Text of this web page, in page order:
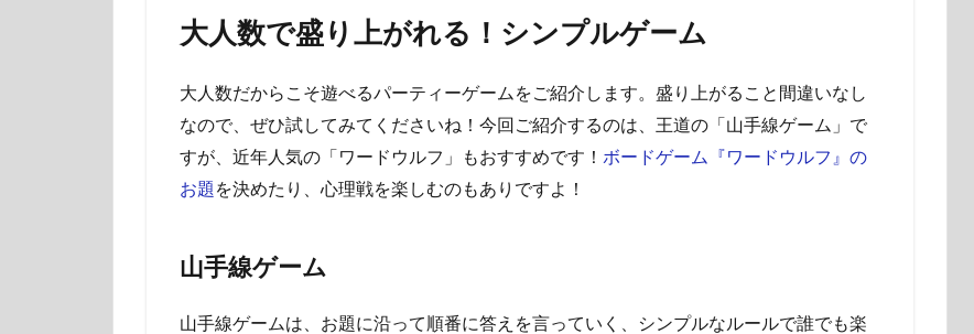
大人数で盛り上がれる！シンプルゲーム
大人数だからこそ遊べるパーティーゲームをご紹介します。盛り上がること間違いなし
なので、ぜひ試してみてくださいね！今回ご紹介するのは、王道の「山手線ゲーム」で
すが、近年人気の「ワードウルフ」もおすすめです！ ボードゲーム『ワードウルフ』の
お題 を決めたり、心理戦を楽しむのもありですよ！
山手線ゲーム
山手線ゲームは、お題に沿って順番に答えを言っていく、シンプルなルールで誰でも楽